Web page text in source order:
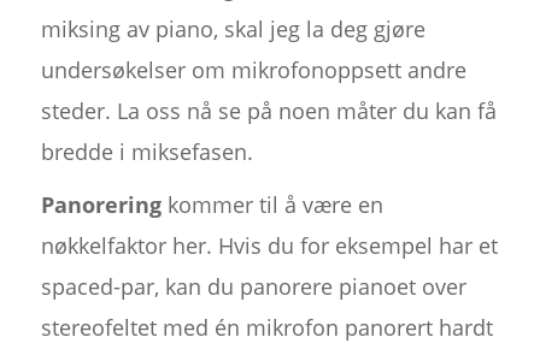
miksing av piano, skal jeg la deg gjøre
undersøkelser om mikrofonoppsett andre
steder. La oss nå se på noen måter du kan få
bredde i miksefasen.
Panoreringkommer til å være en
nøkkelfaktor her. Hvis du for eksempel har et
spaced-par, kan du panorere pianoet over
stereofeltet med én mikrofon panorert hardt